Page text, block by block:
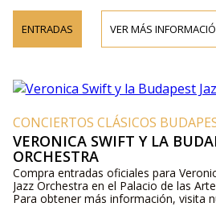
ENTRADAS VER MÁS
CONCIERTOS CLÁSICOS
VERONICA SWIFT Y LA
ORCHESTRA
Compra entradas oficiales para
Jazz Orchestra en el Palacio de las
Para obtener más información, visita